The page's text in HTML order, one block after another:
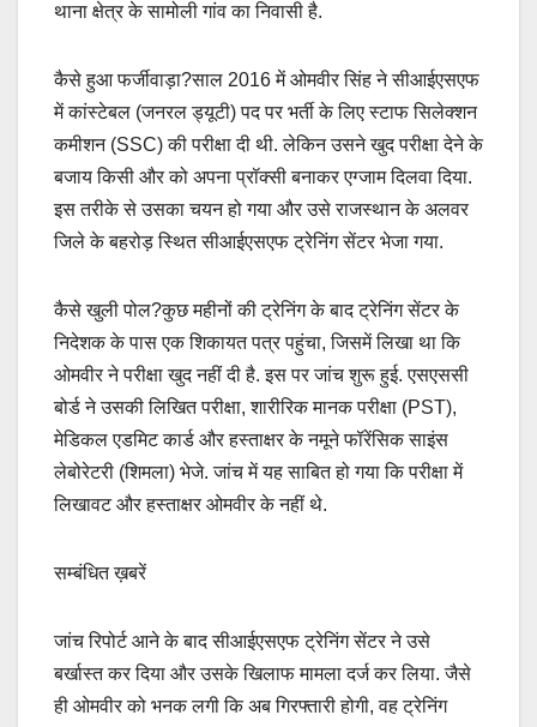
थाना क्षेत्र के सामोली गांव का निवासी है.
कैसे हुआ फर्जीवाड़ा?साल 2016 में ओमवीर सिंह ने सीआईएसएफ
में कांस्टेबल (जनरल ड्यूटी) पद पर भर्ती के लिए स्टाफ सिलेक्शन
कमीशन (SSC) की परीक्षा दी थी. लेकिन उसने खुद परीक्षा देने के
बजाय किसी और को अपना प्रॉक्सी बनाकर एग्जाम दिलवा दिया.
इस तरीके से उसका चयन हो गया और उसे राजस्थान के अलवर
जिले के बहरोड़ स्थित सीआईएसएफ ट्रेनिंग सेंटर भेजा गया.
कैसे खुली पोल?कुछ महीनों की ट्रेनिंग के बाद ट्रेनिंग सेंटर के
निदेशक के पास एक शिकायत पत्र पहुंचा, जिसमें लिखा था कि
ओमवीर ने परीक्षा खुद नहीं दी है. इस पर जांच शुरू हुई. एसएससी
बोर्ड ने उसकी लिखित परीक्षा, शारीरिक मानक परीक्षा (PST),
मेडिकल एडमिट कार्ड और हस्ताक्षर के नमूने फॉरेंसिक साइंस
लेबोरेटरी (शिमला) भेजे. जांच में यह साबित हो गया कि परीक्षा में
लिखावट और हस्ताक्षर ओमवीर के नहीं थे.
सम्बंधित ख़बरें
जांच रिपोर्ट आने के बाद सीआईएसएफ ट्रेनिंग सेंटर ने उसे
बर्खास्त कर दिया और उसके खिलाफ मामला दर्ज कर लिया. जैसे
ही ओमवीर को भनक लगी कि अब गिरफ्तारी होगी, वह ट्रेनिंग